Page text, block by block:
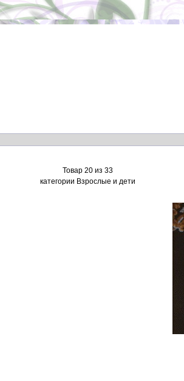
Товар 20 из 33
категории Взрослые и дети